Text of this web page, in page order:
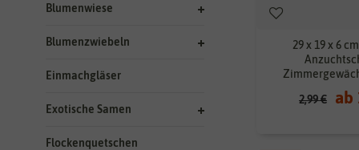
Blumenwiese
Blumenzwiebeln
Einmachgläser
Exotische Samen
Flockenquetschen
29 x 19 x 6
2,99 €
ab